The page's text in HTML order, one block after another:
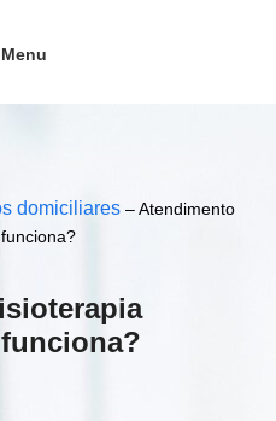
domiciliares –Atendimento